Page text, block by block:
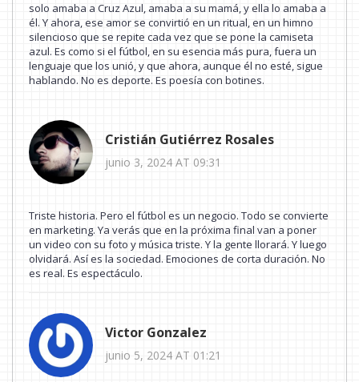
solo amaba a Cruz Azul, amaba a su mamá, y ella lo amaba a
él. Y ahora, ese amor se convirtió en un ritual, en un himno
silencioso que se repite cada vez que se pone la camiseta
azul. Es como si el fútbol, en su esencia más pura, fuera un
lenguaje que los unió, y que ahora, aunque él no esté, sigue
hablando. No es deporte. Es poesía con botines.
Cristián Gutiérrez Rosales
junio 3, 2024 AT 09:31
Triste historia. Pero el fútbol es un negocio. Todo se convierte
en marketing. Ya verás que en la próxima final van a poner
un video con su foto y música triste. Y la gente llorará. Y luego
olvidará. Así es la sociedad. Emociones de corta duración. No
es real. Es espectáculo.
Victor Gonzalez
junio 5, 2024 AT 01:21